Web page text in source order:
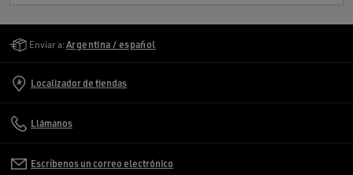
Enviar a: Argentina / español
Localizador de tiendas
Llámanos
Escríbenos un correo electrónico